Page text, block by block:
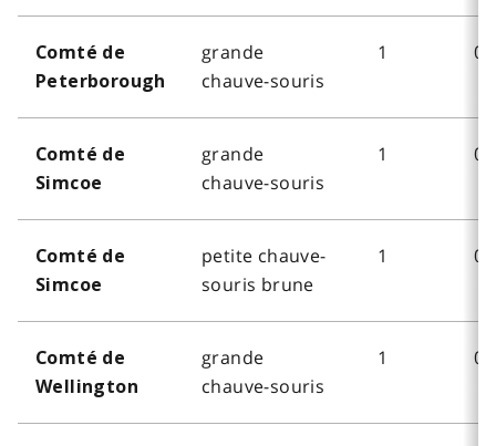
Comté de
Peterborough
grande
chauve-souris
1 0
Comté de
Simcoe
grande
chauve-souris
1 0
Comté de
Simcoe
petite chauve-
souris brune
1 0
Comté de
Wellington
grande
chauve-souris
1 0